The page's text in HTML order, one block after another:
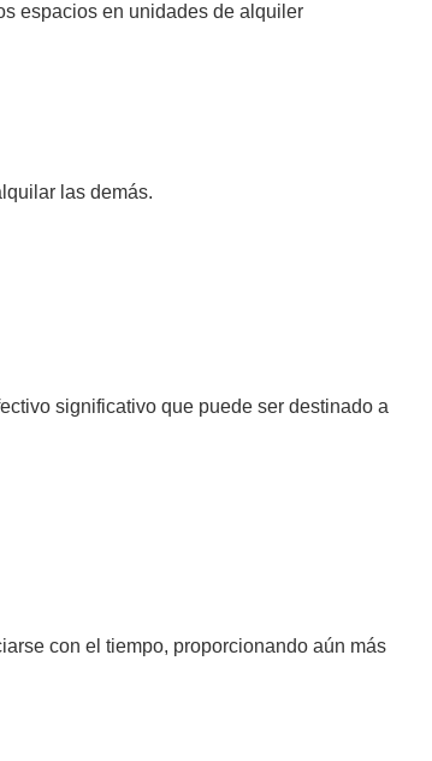
espacios en unidades de alquiler
las demás.
significativo que puede ser destinado a
con el tiempo, proporcionando aún más